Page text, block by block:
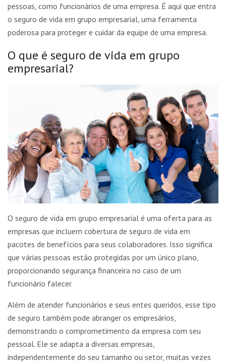
pessoas, como funcionários de uma empresa. É aqui que entra
o seguro de vida em grupo empresarial, uma ferramenta
poderosa para proteger e cuidar da equipe de uma empresa.
O que é seguro de vida em grupo
empresarial?
O seguro de vida em grupo empresarial é uma oferta para as
empresas que incluem cobertura de seguro de vida em
pacotes de benefícios para seus colaboradores. Isso significa
que várias pessoas estão protegidas por um único plano,
proporcionando segurança financeira no caso de um
funcionário falecer.
Além de atender funcionários e seus entes queridos, esse tipo
de seguro também pode abranger os empresários,
demonstrando o comprometimento da empresa com seu
pessoal. Ele se adapta a diversas empresas,
independentemente do seu tamanho ou setor, muitas vezes